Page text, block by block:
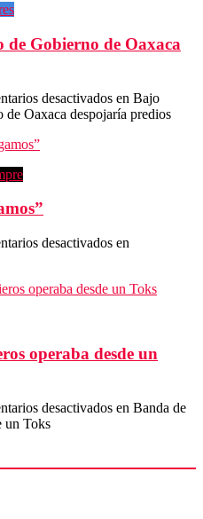
de Gobierno de Oaxaca
desactivados en Bajo
de Oaxaca despojaría predios
desactivados en
operaba desde un
desactivados en Banda de
un Toks